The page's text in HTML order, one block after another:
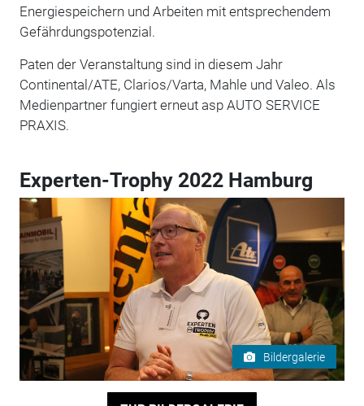
Energiespeichern und Arbeiten mit entsprechendem
Gefährdungspotenzial.
Paten der Veranstaltung sind in diesem Jahr
Continental/ATE, Clarios/Varta, Mahle und Valeo. Als
Medienpartner fungiert erneut asp AUTO SERVICE
PRAXIS.
Experten-Trophy 2022 Hamburg
Bildergalerie